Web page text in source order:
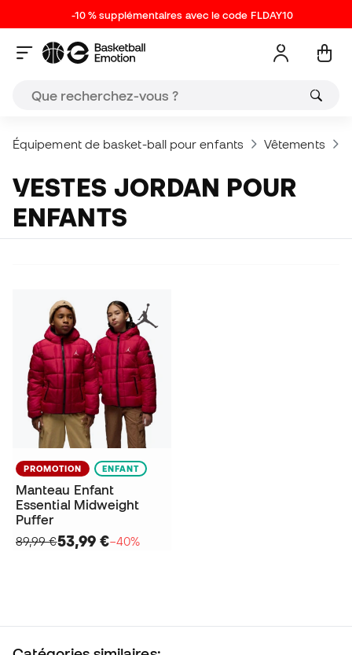
-10 % supplémentaires avec le code FLDAY10
Équipement de basket-ball pour enfants Vêtements
VESTES JORDAN POUR
ENFANTS
PROMOTION ENFANT
Manteau Enfant
Essential Midweight
Puffer
89,99 €53,99 €−40%